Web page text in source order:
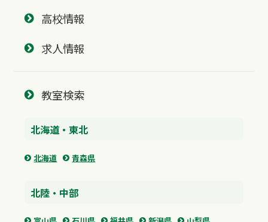
高校情報
求人情報
教室検索
北海道・東北
北海道 青森県
北陸・中部